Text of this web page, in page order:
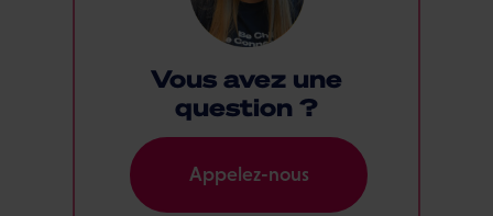
Vous avez une
question ?
Appelez-nous